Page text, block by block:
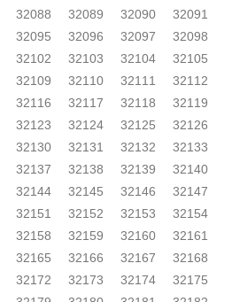
32088 32089 32090
32091
32095 32096 32097
32098
32102 32103 32104
32105
32109 32110 32111
32112
32116 32117 32118
32119
32123 32124 32125
32126
32130 32131 32132
32133
32137 32138 32139
32140
32144 32145 32146
32147
32151 32152 32153
32154
32158 32159 32160
32161
32165 32166 32167
32168
32172 32173 32174
32175